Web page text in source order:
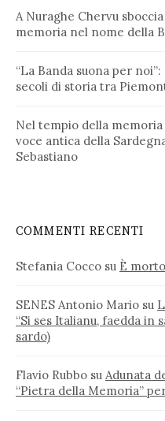
A Nuraghe Chervu
memoria nel nome della
“La Banda suona per
secoli di storia tra
Nel tempio della
voce antica della
Sebastiano
COMMENTI RECENTI
Stefania Cocco su È
SENES Antonio Mario su
“Si ses Italianu, faedda in
sardo)
Flavio Rubbo su Adunata
“Pietra della Memoria”